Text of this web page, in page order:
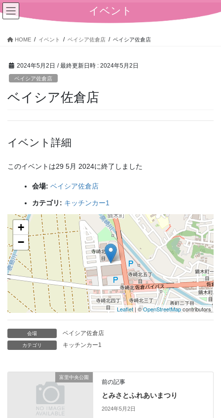
コ
ン
ナ
ビ
イベント
HOME イベント ベイシア佐倉店 ベイシア佐倉店
2024年5月2日 / 最終更新日時 : 2024年5月2日
ベイシア佐倉店
ベイシア佐倉店
イベント詳細
このイベントは29 5月 2024に終了しました
会場: ベイシア佐倉店
カテゴリ: キッチンカー1
+
−
Leaflet | ©OpenStreetMapcontributors
会場 ベイシア佐倉店
カテゴリ キッチンカー1
富里中央公園
前の記事
とみさとふれあいまつり
2024年5月2日